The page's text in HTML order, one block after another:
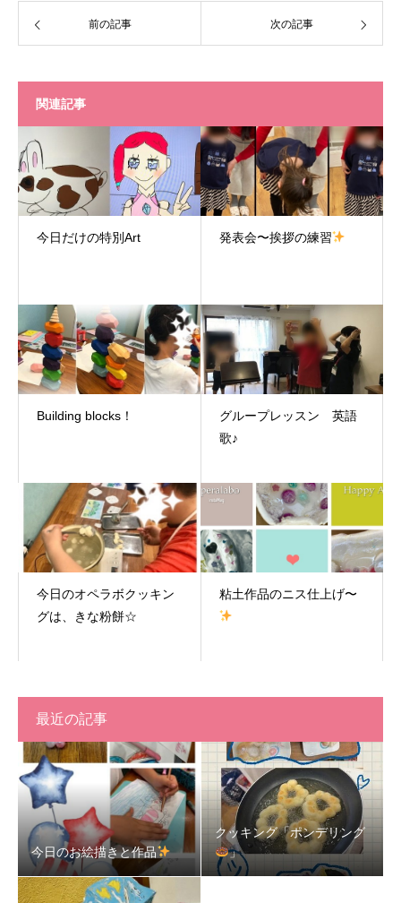
前の記事 次の記事
関連記事
今日だけの特別Art 発表会〜挨拶の練習
Building blocks！
グループレッスン 英語
歌♪
今日のオペラボクッキン
グは、きな粉餅☆
粘土作品のニス仕上げ〜
最近の記事
今日のお絵描きと作品
クッキング「ポンデリング
」